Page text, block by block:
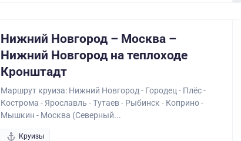
Нижний Новгород – Москва –
Нижний Новгород на теплоходе
Кронштадт
Маршрут круиза: Нижний Новгород - Городец - Плёс -
Кострома - Ярославль - Тутаев - Рыбинск - Коприно -
Мышкин - Москва (Северный...
Круизы